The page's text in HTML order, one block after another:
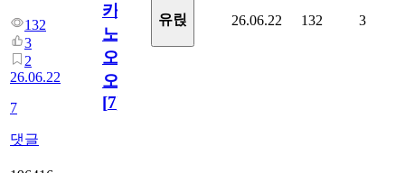
132
3
2
26.06.22
7
댓글
카
노
오
오!
[7]
유릱 26.06.22 132 3